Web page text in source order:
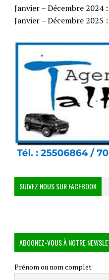
Janvier – Décembre 2024
Janvier – Décembre 2025
SUIVEZ NOUS SUR FACEBOOK
ABOONEZ-VOUS À NOTRE
Prénom ou nom complet